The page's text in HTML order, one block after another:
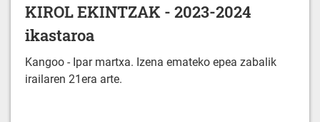
KIROL EKINTZAK - 2023-2024
ikastaroa
Kangoo - Ipar martxa. Izena emateko epea zabalik
irailaren 21era arte.